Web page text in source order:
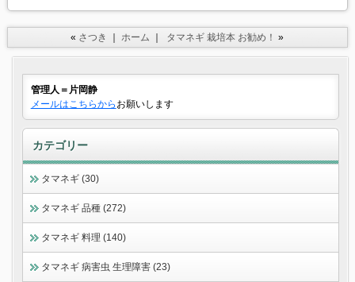
« さつき ｜ホーム タマネギ 栽培本 お勧め！ »
管理人＝片岡静
メールはこちらから お願いします
カテゴリー
タマネギ (30)
タマネギ 品種 (272)
タマネギ 料理 (140)
タマネギ 病害虫 生理障害 (23)